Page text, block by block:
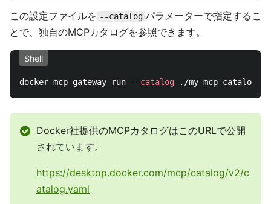
この設定ファイルを --catalog パラメーターで指定するこ
とで、独自のMCPカタログを参照できます。
Shell
docker mcp gateway run --catalog ./my-mcp-
Docker社提供のMCPカタログはこのURLで公開
されています。
https://desktop.docker.com/mcp/catalog/v2/c
atalog.yaml